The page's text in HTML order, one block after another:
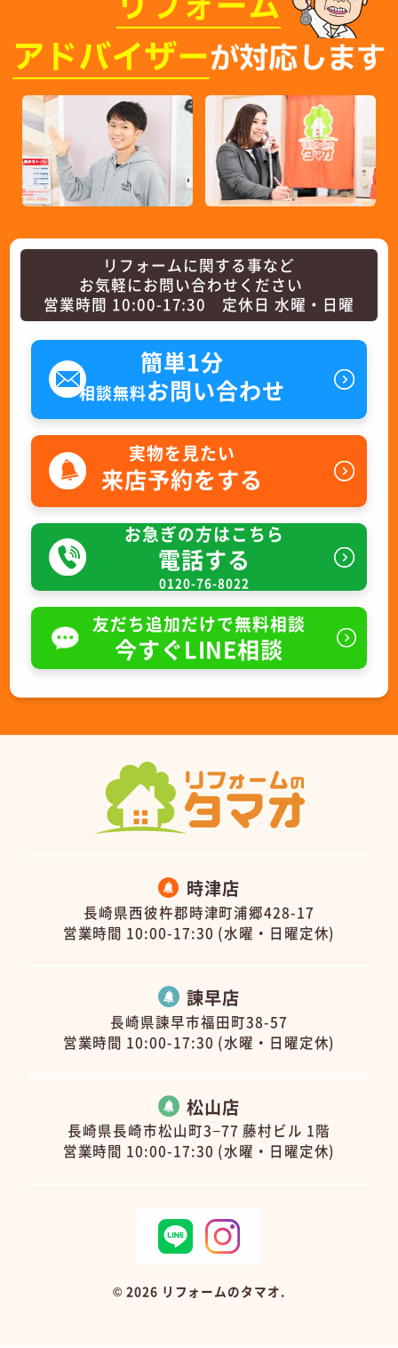
アドバイザーが対応します
リフォームに関する事など
お気軽にお問い合わせください
営業時間 10:00-17:30 定休日 水曜・日曜
簡単1分
相談無料お問い合わせ
実物を見たい
来店予約をする
お急ぎの方はこちら
電話する
0120-76-8022
友だち追加だけで無料相談
今すぐLINE相談
時津店
長崎県西彼杵郡時津町浦郷428-17
営業時間 10:00-17:30 (水曜・日曜定休)
諫早店
長崎県諫早市福田町38-57
営業時間 10:00-17:30 (水曜・日曜定休)
松山店
長崎県長崎市松山町3−77 藤村ビル 1階
営業時間 10:00-17:30 (水曜・日曜定休)
© 2026 リフォームのタマオ.